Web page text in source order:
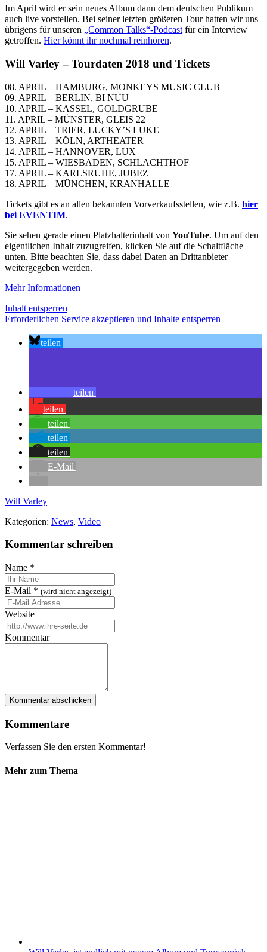
Im April wird er sein neues Album dann dem deutschen Publikum
auch live vorstellen. Bei seiner letzten größeren Tour hatten wir uns
übrigens für unseren „Common Talks“-Podcast für ein Interview
getroffen. Hier könnt ihr nochmal reinhören.
Will Varley – Tourdaten 2018 und Tickets
08. APRIL – HAMBURG, MONKEYS MUSIC CLUB
09. APRIL – BERLIN, BI NUU
10. APRIL – KASSEL, GOLDGRUBE
11. APRIL – MÜNSTER, GLEIS 22
12. APRIL – TRIER, LUCKY’S LUKE
13. APRIL – KÖLN, ARTHEATER
14. APRIL – HANNOVER, LUX
15. APRIL – WIESBADEN, SCHLACHTHOF
17. APRIL – KARLSRUHE, JUBEZ
18. APRIL – MÜNCHEN, KRANHALLE
Tickets gibt es an allen bekannten Vorverkaufsstellen, wie z.B. hier
bei EVENTIM.
Sie sehen gerade einen Platzhalterinhalt von YouTube. Um auf den
eigentlichen Inhalt zuzugreifen, klicken Sie auf die Schaltfläche
unten. Bitte beachten Sie, dass dabei Daten an Drittanbieter
weitergegeben werden.
Mehr Informationen
Inhalt entsperren
Erforderlichen Service akzeptieren und Inhalte entsperren
teilen
teilen
teilen
teilen
teilen
teilen
E-Mail
Will Varley
Kategorien: News, Video
Kommentar schreiben
Name *
E-Mail * (wird nicht angezeigt)
Website
Kommentar
Kommentare
Verfassen Sie den ersten Kommentar!
Mehr zum Thema